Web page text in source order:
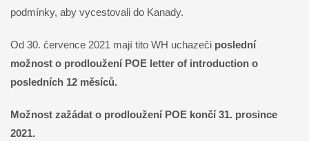
podmínky, aby vycestovali do Kanady.
Od 30. července 2021 mají tito WH uchazeči poslední
možnost o prodloužení POE letter of introduction o
posledních 12 měsíců.
Možnost zažádat o prodloužení POE končí 31. prosince
2021.